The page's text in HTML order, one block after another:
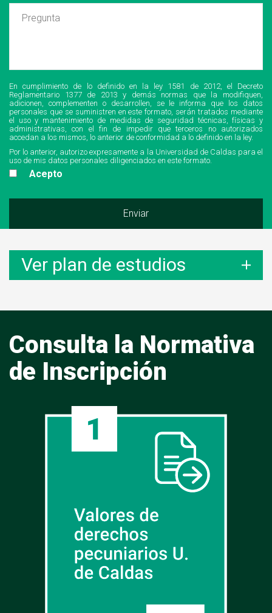
En cumplimiento de lo definido en la ley 1581 de 2012, el Decreto
Reglamentario 1377 de 2013 y demás normas que la modifiquen,
adicionen, complementen o desarrollen, se le informa que los datos
personales que se suministren en este formato, serán tratados mediante
el uso y mantenimiento de medidas de seguridad técnicas, físicas y
administrativas, con el fin de impedir que terceros no autorizados
accedan a los mismos, lo anterior de conformidad a lo definido en la ley.
Por lo anterior, autorizo expresamente a la Universidad de Caldas para el
uso de mis datos personales diligenciados en este formato.
Acepto
Ver plan de estudios
Consulta la Normativa
de Inscripción